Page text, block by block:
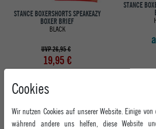
STANCE BOXERSHORTS SPEAKEAZY
BOXER BRIEF
BLACK
UVP 26,95 €
19,95 €
STANCE
Cookies
Wir nutzen Cookies auf unserer Website. Einige
während andere uns helfen, diese Website